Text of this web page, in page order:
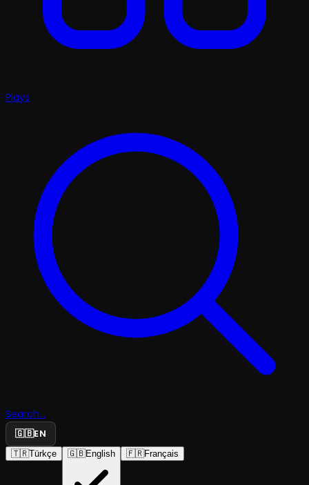
Plays
Search...
🇬🇧EN
🇹🇷Türkçe 🇬🇧English 🇫🇷Français